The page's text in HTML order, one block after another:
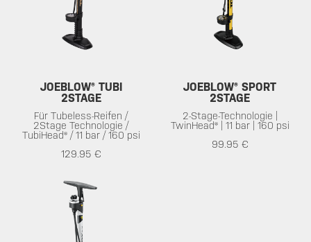
JOEBLOW® TUBI
2STAGE
Für Tubeless-Reifen /
2Stage Technologie /
TubiHead® / 11 bar / 160 psi
129.95 €
JOEBLOW® SPORT
2STAGE
2-Stage-Technologie |
TwinHead® | 11 bar | 160 psi
99.95 €